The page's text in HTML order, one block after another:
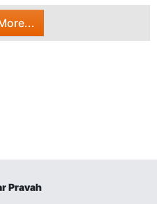
Pravah